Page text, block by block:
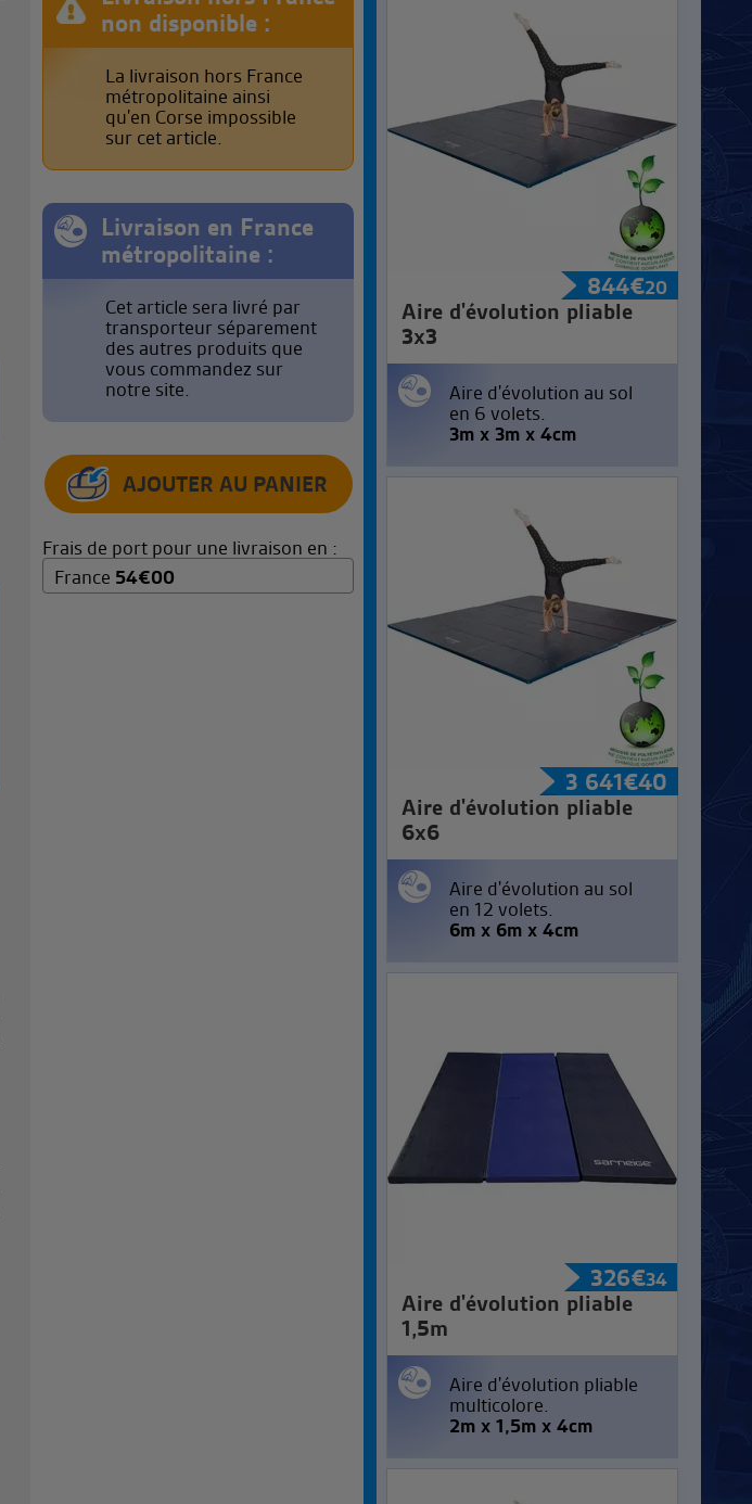
non disponible :
La livraison hors France
métropolitaine ainsi
qu'en Corse impossible
sur cet article.
Livraison en France
métropolitaine :
Cet article sera livré par
transporteur séparement
des autres produits que
vous commandez sur
notre site.
Frais de port pour une livraison en :
France 54€00
844€20
Aire d'évolution pliable
3x3
Aire d'évolution au sol
en 6 volets.
3m x 3m x 4cm
3 641€40
Aire d'évolution pliable
6x6
Aire d'évolution au sol
en 12 volets.
6m x 6m x 4cm
326€34
Aire d'évolution pliable
1,5m
Aire d'évolution pliable
multicolore.
2m x 1,5m x 4cm